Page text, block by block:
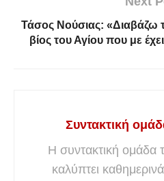
Τάσος Νούσιας: «Διαβάζω
βίος του Αγίου που με
Συντακτική
Η συντακτική ομάδα
καλύπτει